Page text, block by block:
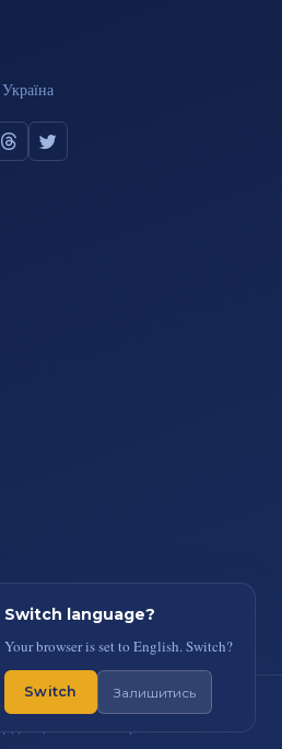
Повного Євангелія, м. Київ
Switch language?
Your browser is set to English. Switch?
Switch Залишитись